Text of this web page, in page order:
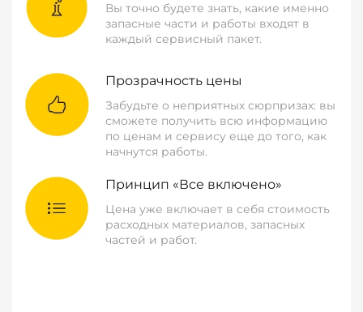
Вы точно будете знать, какие именно
запасные части и работы входят в
каждый сервисный пакет.
Прозрачность цены
Забудьте о неприятных сюрпризах: вы
сможете получить всю информацию
по ценам и сервису еще до того, как
начнутся работы.
Принцип «Все включено»
Цена уже включает в себя стоимость
расходных материалов, запасных
частей и работ.